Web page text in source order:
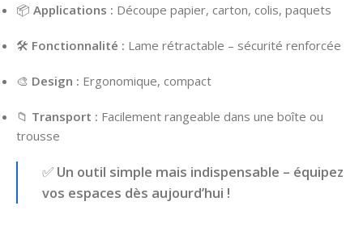
📦 Applications : Découpe papier, carton, colis, paquets
🛠️ Fonctionnalité : Lame rétractable – sécurité renforcée
🎨 Design : Ergonomique, compact
📁 Transport : Facilement rangeable dans une boîte ou
trousse
✅ Un outil simple mais indispensable – équipez
vos espaces dès aujourd’hui !